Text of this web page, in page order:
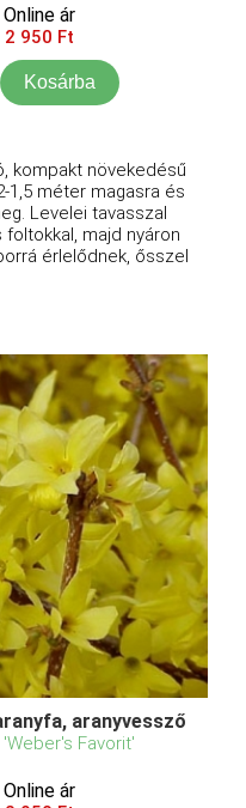
Online ár
2 950 Ft
Kosárba
kompakt növekedésű
1,5 méter magasra és
Levelei tavasszal
majd nyáron
érlelődnek, ősszel
aranyvessző
Favorit'
Online ár